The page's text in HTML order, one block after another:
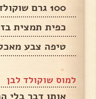
100 גרם שוקולד לבן
כפית תמצית
טיפה צבע
למוס שוקולד לבן
אותו דבר בלי